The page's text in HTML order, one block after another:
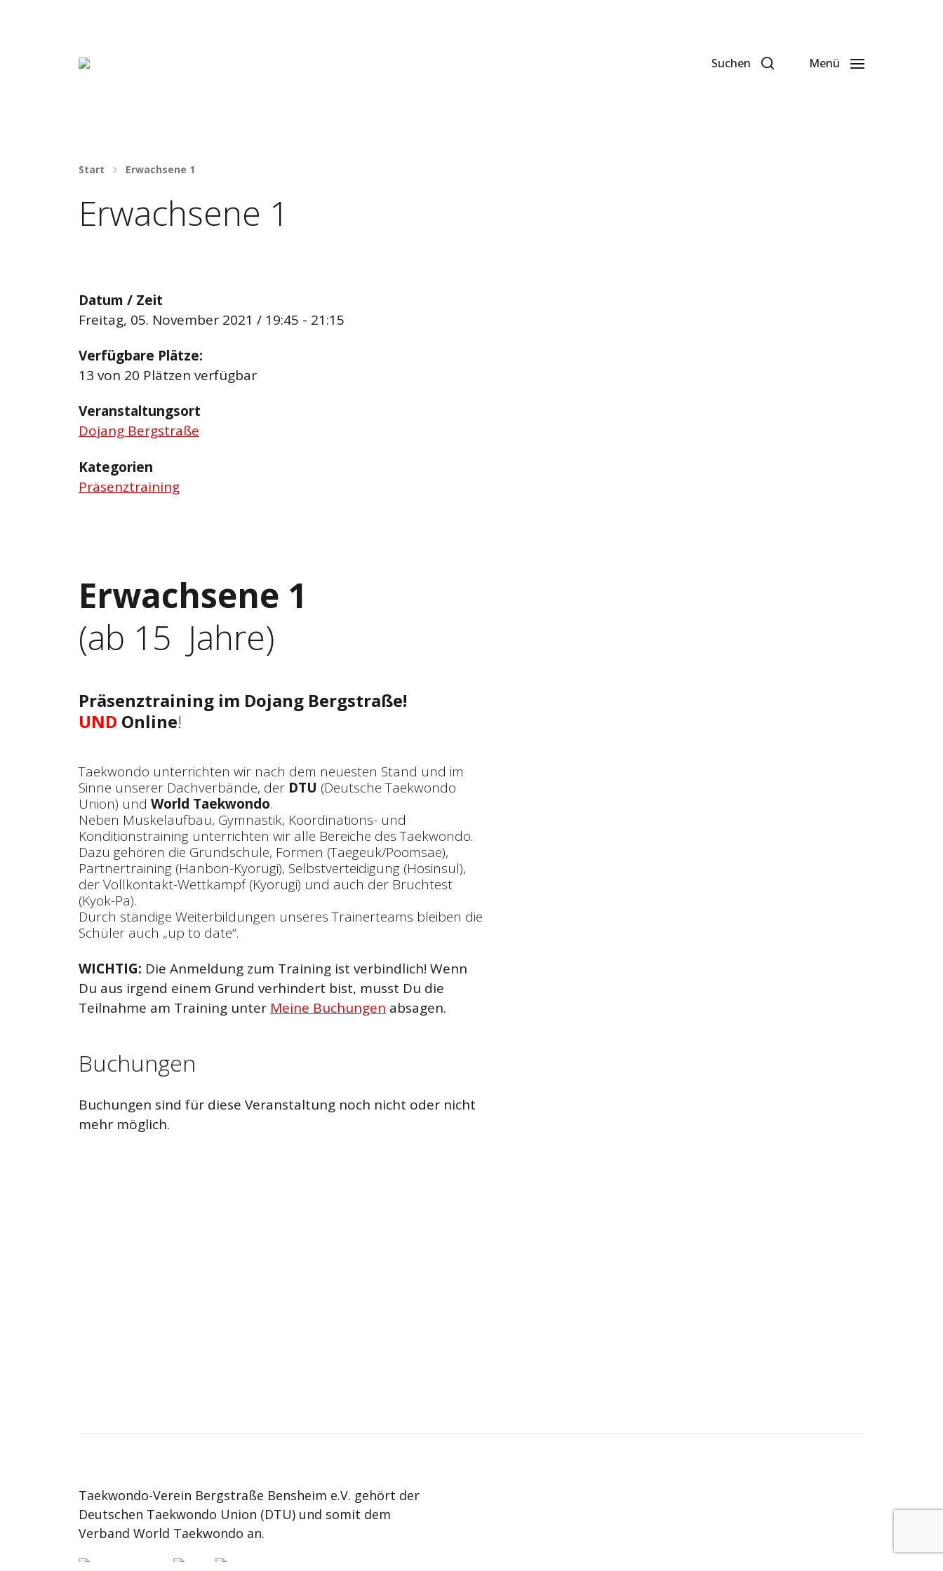
Häng nicht rum. Mach was draus! Suchen Menü
Start Erwachsene 1
Erwachsene 1
Datum / Zeit
Freitag, 05. November 2021 / 19:45 - 21:15
Verfügbare Plätze:
13 von 20 Plätzen verfügbar
Veranstaltungsort
Dojang Bergstraße
Kategorien
Präsenztraining
Erwachsene 1
(ab 15 Jahre)
Präsenztraining im Dojang Bergstraße!
UND Online!
Taekwondo unterrichten wir nach dem neuesten Stand und im
Sinne unserer Dachverbände, der DTU (Deutsche Taekwondo
Union) und World Taekwondo.
Neben Muskelaufbau, Gymnastik, Koordinations- und
Konditionstraining unterrichten wir alle Bereiche des Taekwondo.
Dazu gehören die Grundschule, Formen (Taegeuk/Poomsae),
Partnertraining (Hanbon-Kyorugi), Selbstverteidigung (Hosinsul),
der Vollkontakt-Wettkampf (Kyorugi) und auch der Bruchtest
(Kyok-Pa).
Durch ständige Weiterbildungen unseres Trainerteams bleiben die
Schüler auch „up to date“.
WICHTIG: Die Anmeldung zum Training ist verbindlich! Wenn
Du aus irgend einem Grund verhindert bist, musst Du die
Teilnahme am Training unter Meine Buchungen absagen.
Buchungen
Buchungen sind für diese Veranstaltung noch nicht oder nicht
mehr möglich.
Taekwondo-Verein Bergstraße Bensheim e.V. gehört der
Deutschen Taekwondo Union (DTU) und somit dem
Verband World Taekwondo an.